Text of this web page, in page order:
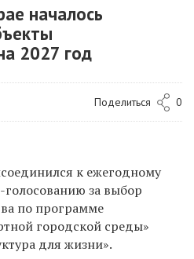
началось
2027 год
Поделиться 0
к ежегодному
за выбор
по программе
городской среды»
для жизни».